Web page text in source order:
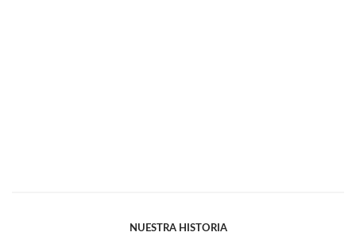
NUESTRA HISTORIA